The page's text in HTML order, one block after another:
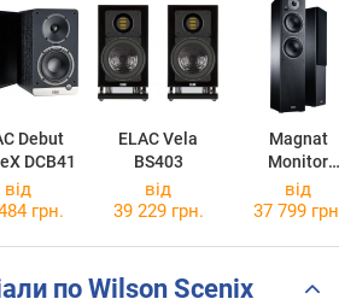
Debut
DCB41
ELAC Vela
BS403
Magnat
Monitor
Reference
від
грн.
від
39 229 грн.
від
37 799
по Wilson Scenix